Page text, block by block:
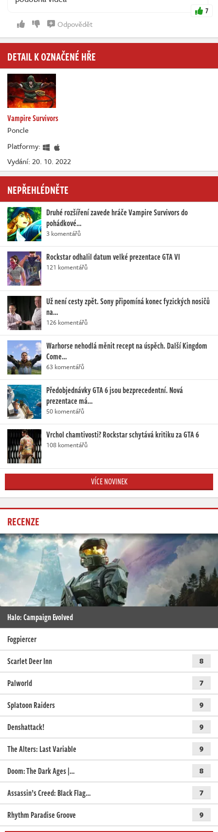
7
Odpovědět
DETAIL K OZNAČENÉ HŘE
Vampire Survivors
Poncle
Platformy:
Vydání: 20. 10. 2022
NEPŘEHLÉDNĚTE
Druhé rozšíření zavede hráče Vampire Survivors do
pohádkové…
3 komentářů
Rockstar odhalil datum velké prezentace GTA VI
121 komentářů
Už není cesty zpět. Sony připomíná konec fyzických nosičů
na…
126 komentářů
Warhorse nehodlá měnit recept na úspěch. Další Kingdom
Come…
63 komentářů
Předobjednávky GTA 6 jsou bezprecedentní. Nová
prezentace má…
50 komentářů
Vrchol chamtivosti? Rockstar schytává kritiku za GTA 6
108 komentářů
VÍCE NOVINEK
RECENZE
Halo: Campaign Evolved
Fogpiercer
Scarlet Deer Inn
8
Palworld 7
Splatoon Raiders 9
Denshattack! 9
The Alters: Last Variable 9
Doom: The Dark Ages |… 8
Assassin’s Creed: Black Flag… 7
Rhythm Paradise Groove 9